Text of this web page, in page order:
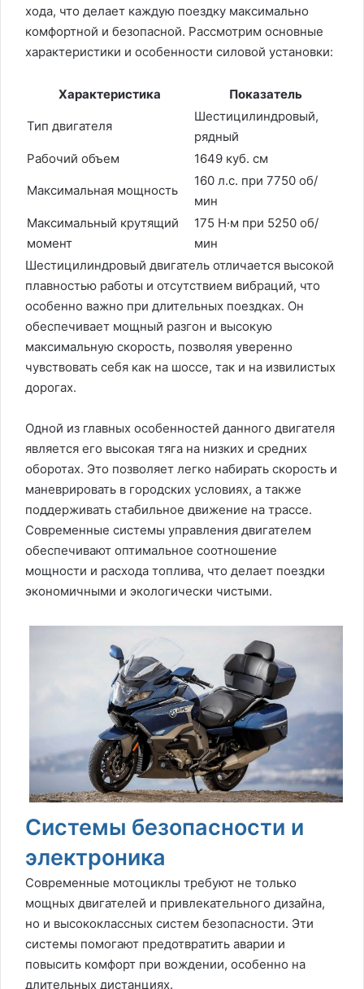
хода, что делает каждую поездку максимально
комфортной и безопасной. Рассмотрим основные
характеристики и особенности силовой установки:
Характеристика Показатель
Тип двигателя
Шестицилиндровый,
рядный
Рабочий объем
1649 куб. см
Максимальная мощность
160 л.с. при 7750 об/
мин
Максимальный крутящий
момент
175 Н·м при 5250 об/
мин
Шестицилиндровый двигатель отличается высокой
плавностью работы и отсутствием вибраций, что
особенно важно при длительных поездках. Он
обеспечивает мощный разгон и высокую
максимальную скорость, позволяя уверенно
чувствовать себя как на шоссе, так и на извилистых
дорогах.
Одной из главных особенностей данного двигателя
является его высокая тяга на низких и средних
оборотах. Это позволяет легко набирать скорость и
маневрировать в городских условиях, а также
поддерживать стабильное движение на трассе.
Современные системы управления двигателем
обеспечивают оптимальное соотношение
мощности и расхода топлива, что делает поездки
экономичными и экологически чистыми.
Системы безопасности и
электроника
Современные мотоциклы требуют не только
мощных двигателей и привлекательного дизайна,
но и высококлассных систем безопасности. Эти
системы помогают предотвратить аварии и
повысить комфорт при вождении, особенно на
длительных дистанциях.